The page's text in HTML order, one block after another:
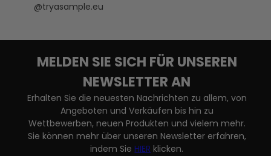
@tryasample.eu
MELDEN SIE SICH FÜR UNSEREN
NEWSLETTER AN
Erhalten Sie die neuesten Nachrichten zu allem, von
Angeboten und Verkäufen bis hin zu
Wettbewerben, neuen Produkten und vielem mehr.
Sie können mehr über unseren Newsletter erfahren,
indem SieHIER klicken.